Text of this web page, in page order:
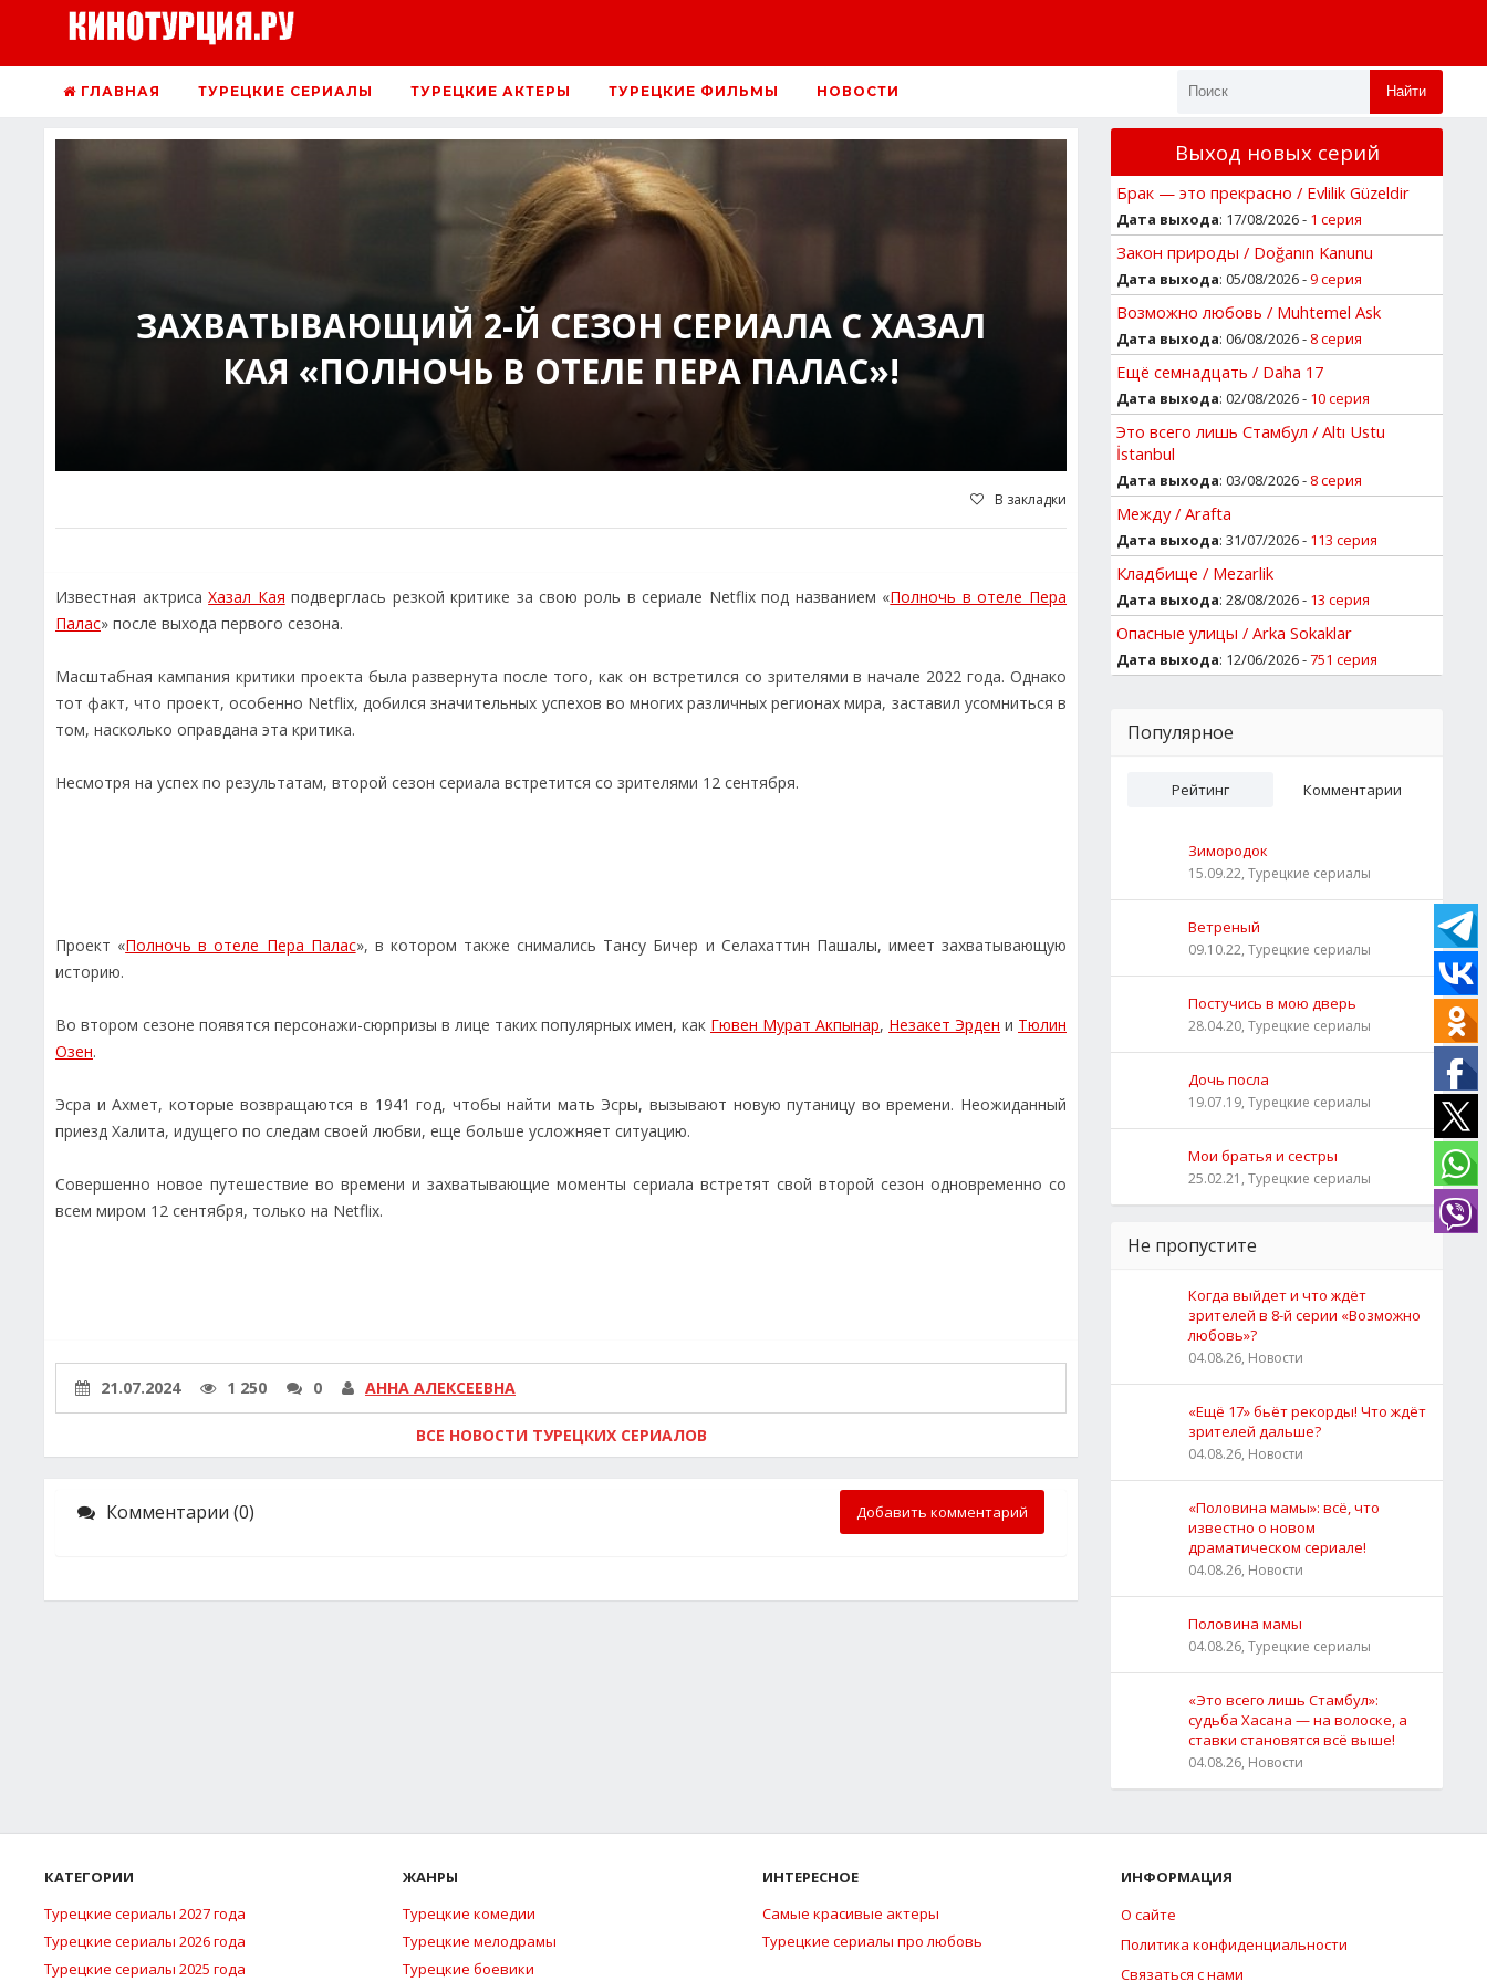
ГЛАВНАЯ ТУРЕЦКИЕ СЕРИАЛЫ ТУРЕЦКИЕ АКТЕРЫ ТУРЕЦКИЕ ФИЛЬМЫ НОВОСТИ Найти
ЗАХВАТЫВАЮЩИЙ 2-Й СЕЗОН СЕРИАЛА С ХАЗАЛ
КАЯ «ПОЛНОЧЬ В ОТЕЛЕ ПЕРА ПАЛАС»!
В закладки
Известная актрисаХазал Кая подверглась резкой критике за свою роль в сериале Netflix под названием «Полночь в отеле Пера
Палас» после выхода первого сезона.
Масштабная кампания критики проекта была развернута после того, как он встретился со зрителями в начале 2022 года. Однако
тот факт, что проект, особенно Netflix, добился значительных успехов во многих различных регионах мира, заставил усомниться в
том, насколько оправдана эта критика.
Несмотря на успех по результатам, второй сезон сериала встретится со зрителями 12 сентября.
Проект «Полночь в отеле Пера Палас», в котором также снимались Тансу Бичер и Селахаттин Пашалы, имеет захватывающую
историю.
Во втором сезоне появятся персонажи-сюрпризы в лице таких популярных имен, как Гювен Мурат Акпынар, Незакет Эрден и Тюлин
Озен.
Эсра и Ахмет, которые возвращаются в 1941 год, чтобы найти мать Эсры, вызывают новую путаницу во времени. Неожиданный
приезд Халита, идущего по следам своей любви, еще больше усложняет ситуацию.
Совершенно новое путешествие во времени и захватывающие моменты сериала встретят свой второй сезон одновременно со
всем миром 12 сентября, только на Netflix.
21.07.2024 1 250 0 АННА АЛЕКСЕЕВНА
ВСЕ НОВОСТИ ТУРЕЦКИХ СЕРИАЛОВ
Комментарии (0) Добавить комментарий
Выход новых серий
Брак — это прекрасно / Evlilik Güzeldir
Дата выхода: 17/08/2026 - 1 серия
Закон природы / Doğanın Kanunu
Дата выхода: 05/08/2026 -9 серия
Возможно любовь / Muhtemel Ask
Дата выхода: 06/08/2026 - 8 серия
Ещё семнадцать / Daha 17
Дата выхода: 02/08/2026 - 10 серия
Это всего лишь Стамбул / Altı Ustu
İstanbul
Дата выхода: 03/08/2026 - 8 серия
Между / Arafta
Дата выхода: 31/07/2026 - 113 серия
Кладбище / Mezarlik
Дата выхода: 28/08/2026 - 13 серия
Опасные улицы / Arka Sokaklar
Дата выхода: 12/06/2026 -751 серия
Популярное
Рейтинг Комментарии
Зимородок
15.09.22, Турецкие сериалы
Ветреный
09.10.22, Турецкие сериалы
Постучись в мою дверь
28.04.20, Турецкие сериалы
Дочь посла
19.07.19, Турецкие сериалы
Мои братья и сестры
25.02.21, Турецкие сериалы
Не пропустите
Когда выйдет и что ждёт
зрителей в 8-й серии «Возможно
любовь»?
04.08.26, Новости
«Ещё 17» бьёт рекорды! Что ждёт
зрителей дальше?
04.08.26, Новости
«Половина мамы»: всё, что
известно о новом
драматическом сериале!
04.08.26, Новости
Половина мамы
04.08.26, Турецкие сериалы
«Это всего лишь Стамбул»:
судьба Хасана — на волоске, а
ставки становятся всё выше!
04.08.26, Новости
КАТЕГОРИИ
Турецкие сериалы 2027 года
Турецкие сериалы 2026 года
Турецкие сериалы 2025 года
ЖАНРЫ
Турецкие комедии
Турецкие мелодрамы
Турецкие боевики
ИНТЕРЕСНОЕ
Самые красивые актеры
Турецкие сериалы про любовь
ИНФОРМАЦИЯ
О сайте
Политика конфиденциальности
Связаться с нами